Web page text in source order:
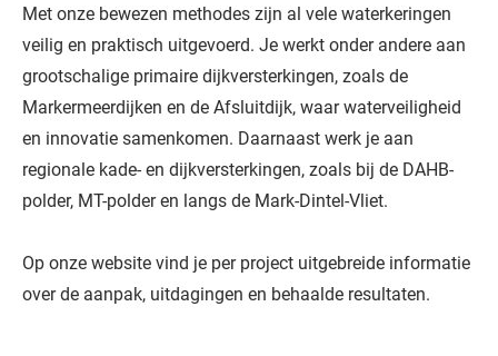
Met onze bewezen methodes zijn al vele waterkeringen
veilig en praktisch uitgevoerd. Je werkt onder andere aan
grootschalige primaire dijkversterkingen, zoals de
Markermeerdijken en de Afsluitdijk, waar waterveiligheid
en innovatie samenkomen. Daarnaast werk je aan
regionale kade- en dijkversterkingen, zoals bij de DAHB-
polder, MT-polder en langs de Mark-Dintel-Vliet.
Op onze website vind je per project uitgebreide informatie
over de aanpak, uitdagingen en behaalde resultaten.